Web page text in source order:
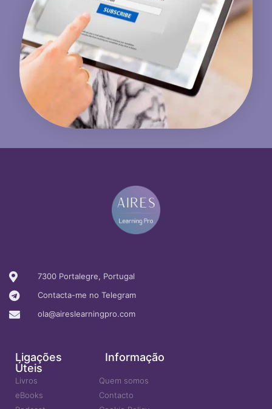
7300 Portalegre, Portugal
Contacta-me no Telegram
ola@aireslearningpro.com
Ligações
Úteis
Livros
eBooks
Informação
Quem somos
Contacto